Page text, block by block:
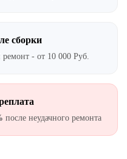
сборки
- от 10 000 Руб.
после неудачного ремонта